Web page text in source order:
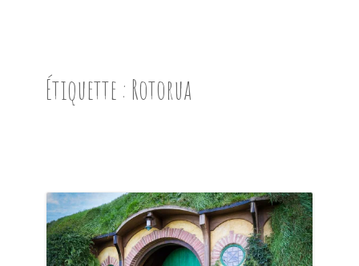
PRÉSENTATION
EN IMAGES
NOS BONNES ADRESSES
Étiquette : Rotorua